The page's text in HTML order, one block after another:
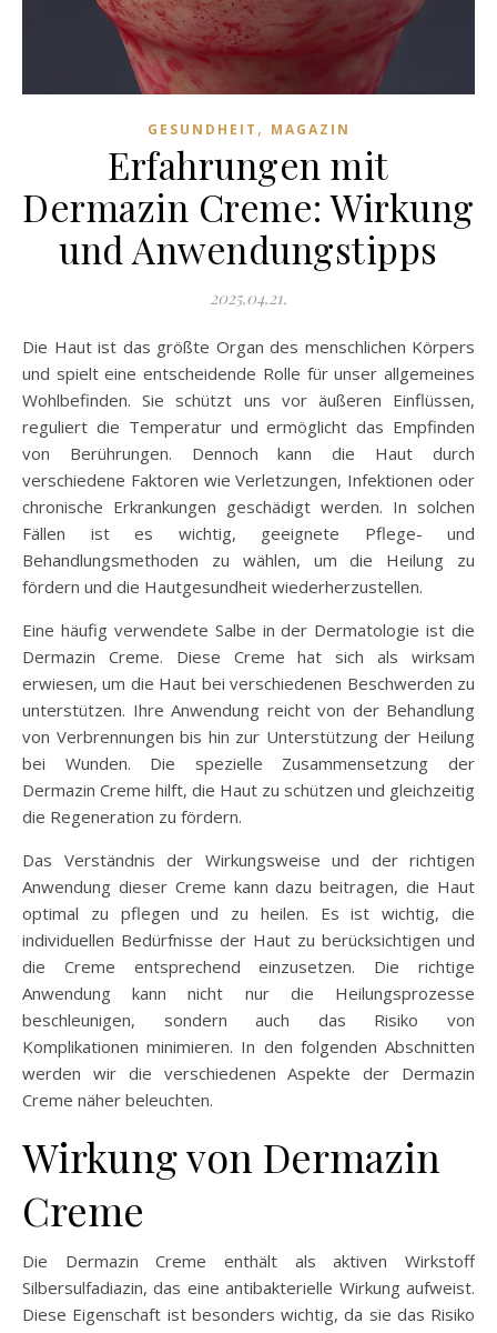
GESUNDHEIT , MAGAZIN
Erfahrungen mit
Dermazin Creme: Wirkung
und Anwendungstipps
2025.04.21.
Die Haut ist das größte Organ des menschlichen Körpers
und spielt eine entscheidende Rolle für unser allgemeines
Wohlbefinden. Sie schützt uns vor äußeren Einflüssen,
reguliert die Temperatur und ermöglicht das Empfinden
von Berührungen. Dennoch kann die Haut durch
verschiedene Faktoren wie Verletzungen, Infektionen oder
chronische Erkrankungen geschädigt werden. In solchen
Fällen ist es wichtig, geeignete Pflege- und
Behandlungsmethoden zu wählen, um die Heilung zu
fördern und die Hautgesundheit wiederherzustellen.
Eine häufig verwendete Salbe in der Dermatologie ist die
Dermazin Creme. Diese Creme hat sich als wirksam
erwiesen, um die Haut bei verschiedenen Beschwerden zu
unterstützen. Ihre Anwendung reicht von der Behandlung
von Verbrennungen bis hin zur Unterstützung der Heilung
bei Wunden. Die spezielle Zusammensetzung der
Dermazin Creme hilft, die Haut zu schützen und gleichzeitig
die Regeneration zu fördern.
Das Verständnis der Wirkungsweise und der richtigen
Anwendung dieser Creme kann dazu beitragen, die Haut
optimal zu pflegen und zu heilen. Es ist wichtig, die
individuellen Bedürfnisse der Haut zu berücksichtigen und
die Creme entsprechend einzusetzen. Die richtige
Anwendung kann nicht nur die Heilungsprozesse
beschleunigen, sondern auch das Risiko von
Komplikationen minimieren. In den folgenden Abschnitten
werden wir die verschiedenen Aspekte der Dermazin
Creme näher beleuchten.
Wirkung von Dermazin
Creme
Die Dermazin Creme enthält als aktiven Wirkstoff
Silbersulfadiazin, das eine antibakterielle Wirkung aufweist.
Diese Eigenschaft ist besonders wichtig, da sie das Risiko